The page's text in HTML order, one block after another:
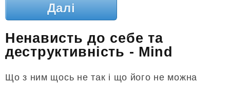
Далі
Ненависть до себе та
деструктивність - Mind
Що з ним щось не так і що його не можна